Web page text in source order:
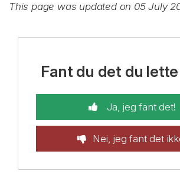
This page was updated on 05 July
Fant du det du
Ja, jeg fant det!
Nei, jeg fant det